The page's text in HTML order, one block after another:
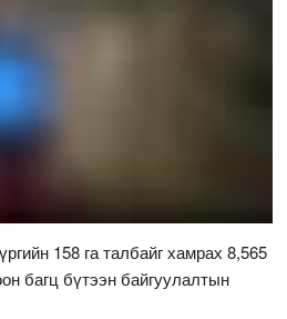
158 га талбайг хамрах 8,565
багц бүтээн байгуулалтын